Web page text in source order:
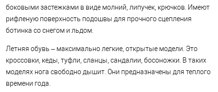
боковыми застежками в виде молний, липучек, крючков. Имеют
рифленую поверхность подошвы для прочного сцепления
ботинка со снегом и льдом.
Летняя обувь – максимально легкие, открытые модели. Это
кроссовки, кеды, туфли, сланцы, сандалии, босоножки. В таких
моделях нога свободно дышит. Они предназначены для теплого
времени года.